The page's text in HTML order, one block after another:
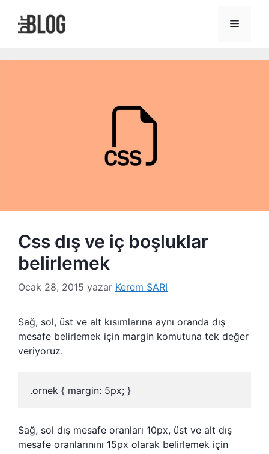
Menü
Css dış ve iç boşluklar
belirlemek
Ocak 28, 2015 yazar Kerem SARI
Sağ, sol, üst ve alt kısımlarına aynı oranda dış
mesafe belirlemek için margin komutuna tek değer
veriyoruz.
.ornek { margin: 5px; }
Sağ, sol dış mesafe oranları 10px, üst ve alt dış
mesafe oranlarınını 15px olarak belirlemek için